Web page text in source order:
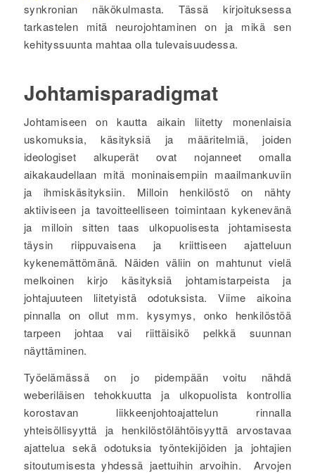
synkronian näkökulmasta. Tässä kirjoituksessa
tarkastelen mitä neurojohtaminen on ja mikä sen
kehityssuunta mahtaa olla tulevaisuudessa.
Johtamisparadigmat
Johtamiseen on kautta aikain liitetty monenlaisia
uskomuksia, käsityksiä ja määritelmiä, joiden
ideologiset alkuperät ovat nojanneet omalla
aikakaudellaan mitä moninaisempiin maailmankuviin
ja ihmiskäsityksiin. Milloin henkilöstö on nähty
aktiiviseen ja tavoitteelliseen toimintaan kykenevänä
ja milloin sitten taas ulkopuolisesta johtamisesta
täysin riippuvaisena ja kriittiseen ajatteluun
kykenemättömänä. Näiden väliin on mahtunut vielä
melkoinen kirjo käsityksiä johtamistarpeista ja
johtajuuteen liitetyistä odotuksista. Viime aikoina
pinnalla on ollut mm. kysymys, onko henkilöstöä
tarpeen johtaa vai riittäisikö pelkkä suunnan
näyttäminen.
Työelämässä on jo pidempään voitu nähdä
weberiläisen tehokkuutta ja ulkopuolista kontrollia
korostavan liikkeenjohtoajattelun rinnalla
yhteisöllisyyttä ja henkilöstölähtöisyyttä arvostavaa
ajattelua sekä odotuksia työntekijöiden ja johtajien
sitoutumisesta yhdessä jaettuihin arvoihin. Arvojen